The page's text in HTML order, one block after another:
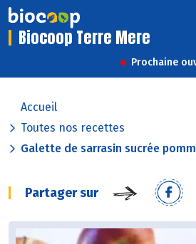
Biocoop Terre Mere
Prochaine
Accueil
Toutes nos recettes
Galette de sarrasin sucrée
Partager sur